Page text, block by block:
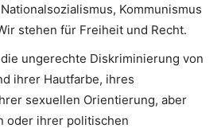
Kommunismus
stehen für Freiheit und Recht.
ungerechte Diskriminierung von
ihrer Hautfarbe, ihres
sexuellen Orientierung, aber
oder ihrer politischen